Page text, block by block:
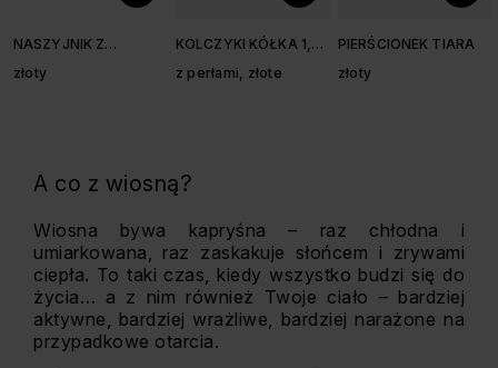
NASZYJNIK Z
złoty
KOLCZYKI KÓŁKA 1,4
z perłami, złote
PIERŚCIONEK TIARA
złoty
A co z wiosną?
Wiosna bywa kapryśna – raz chłodna i
umiarkowana, raz zaskakuje słońcem i zrywami
ciepła. To taki czas, kiedy wszystko budzi się do
życia… a z nim również Twoje ciało – bardziej
aktywne, bardziej wrażliwe, bardziej narażone na
przypadkowe otarcia.